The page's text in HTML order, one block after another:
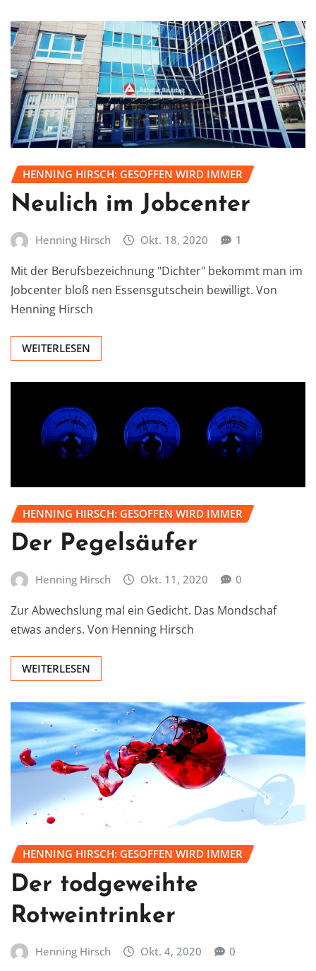
HENNING HIRSCH: GESOFFEN WIRD IMMER
Neulich im Jobcenter
Henning Hirsch Okt. 18, 2020 1
Mit der Berufsbezeichnung "Dichter" bekommt man im
Jobcenter bloß nen Essensgutschein bewilligt. Von
Henning Hirsch
WEITERLESEN
HENNING HIRSCH: GESOFFEN WIRD IMMER
Der Pegelsäufer
Henning Hirsch Okt. 11, 2020 0
Zur Abwechslung mal ein Gedicht. Das Mondschaf
etwas anders. Von Henning Hirsch
WEITERLESEN
HENNING HIRSCH: GESOFFEN WIRD IMMER
Der todgeweihte
Rotweintrinker
Henning Hirsch Okt. 4, 2020 0